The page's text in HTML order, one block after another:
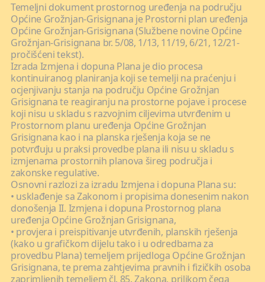
Temeljni dokument prostornog uređenja na području
Općine Grožnjan-Grisignana je Prostorni plan uređenja
Općine Grožnjan-Grisignana (Službene novine Općine
Grožnjan-Grisignana br. 5/08, 1/13, 11/19, 6/21, 12/21-
pročišćeni tekst).
Izrada Izmjena i dopuna Plana je dio procesa
kontinuiranog planiranja koji se temelji na praćenju i
ocjenjivanju stanja na području Općine Grožnjan
Grisignana te reagiranju na prostorne pojave i procese
koji nisu u skladu s razvojnim ciljevima utvrđenim u
Prostornom planu uređenja Općine Grožnjan
Grisignana kao i na planska rješenja koja se ne
potvrđuju u praksi provedbe plana ili nisu u skladu s
izmjenama prostornih planova šireg područja i
zakonske regulative.
Osnovni razlozi za izradu Izmjena i dopuna Plana su:
• usklađenje sa Zakonom i propisima donesenim nakon
donošenja II. Izmjena i dopuna Prostornog plana
uređenja Općine Grožnjan Grisignana,
• provjera i preispitivanje utvrđenih, planskih rješenja
(kako u grafičkom dijelu tako i u odredbama za
provedbu Plana) temeljem prijedloga Općine Grožnjan
Grisignana, te prema zahtjevima pravnih i fizičkih osoba
zaprimljenih temeljem čl. 85. Zakona, prilikom čega